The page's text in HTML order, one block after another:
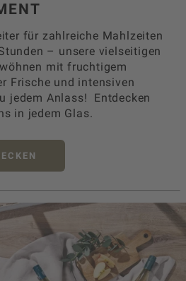
für zahlreiche Mahlzeiten
– unsere vielseitigen
mit fruchtigem
Frische und intensiven
jedem Anlass! Entdecken
in jedem Glas.